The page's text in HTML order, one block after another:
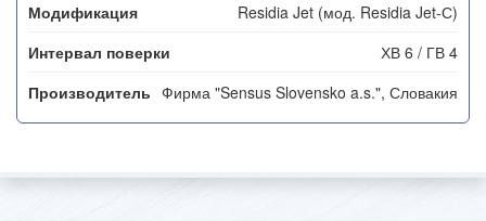
Residia Jet (мод. Residia Jet-С)
ХВ 6 / ГВ 4
Фирма "Sensus Slovensko a.s.", Словакия